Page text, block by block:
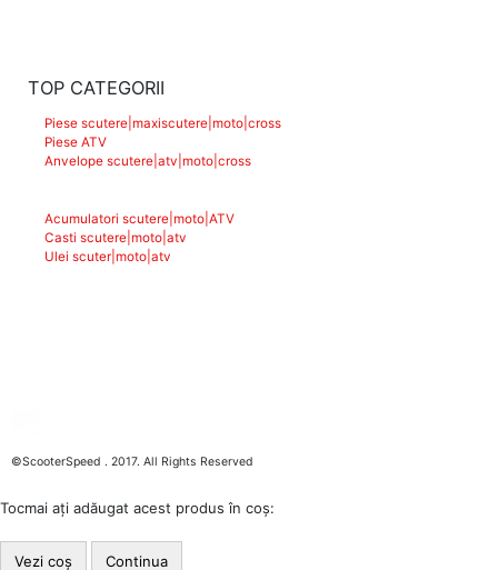
TOP CATEGORII
Piese scutere|maxiscutere|moto|cross
Piese ATV
Anvelope scutere|atv|moto|cross
Acumulatori scutere|moto|ATV
Casti scutere|moto|atv
Ulei scuter|moto|atv
©ScooterSpeed . 2017. All Rights Reserved
Tocmai ați adăugat acest produs în coș:
Vezi coș Continua